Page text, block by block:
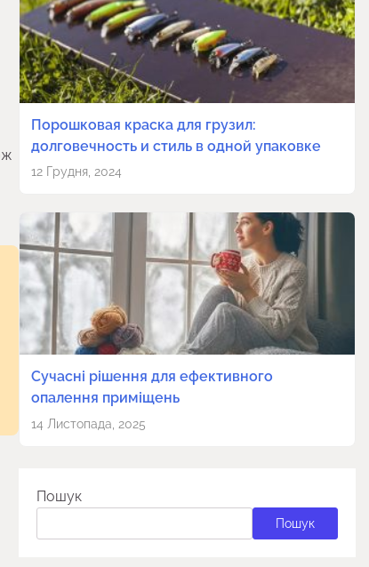
Порошковая краска для грузил:
долговечность и стиль в одной упаковке
12 Грудня, 2024
Сучасні рішення для ефективного
опалення приміщень
14 Листопада, 2025
Пошук
Пошук